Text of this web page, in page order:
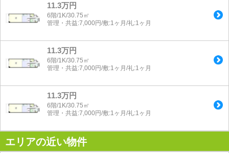
11.3万円
6階/1K/30.75㎡
管理・共益:7,000円/敷:1ヶ月/礼:1ヶ月
11.3万円
6階/1K/30.75㎡
管理・共益:7,000円/敷:1ヶ月/礼:1ヶ月
11.3万円
6階/1K/30.75㎡
管理・共益:7,000円/敷:1ヶ月/礼:1ヶ月
エリアの近い物件